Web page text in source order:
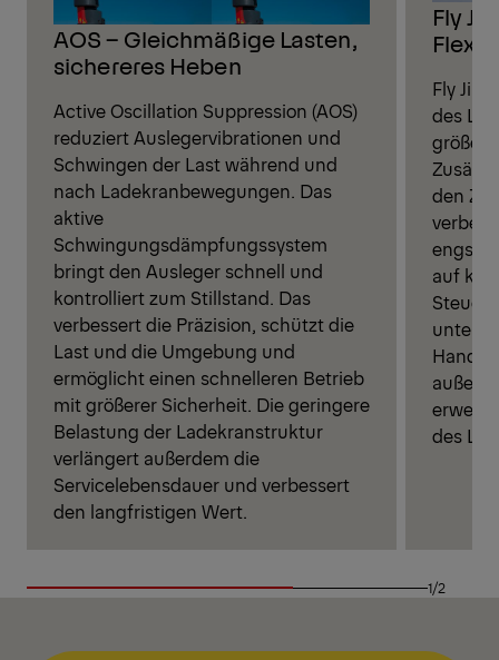
AOS – Gleichmäßige Lasten,
sichereres Heben
Active Oscillation Suppression (AOS)
reduziert Auslegervibrationen und
Schwingen der Last während und
nach Ladekranbewegungen. Das
aktive
Schwingungsdämpfungssystem
bringt den Ausleger schnell und
kontrolliert zum Stillstand. Das
verbessert die Präzision, schützt die
Last und die Umgebung und
ermöglicht einen schnelleren Betrieb
mit größerer Sicherheit. Die geringere
Belastung der Ladekranstruktur
verlängert außerdem die
Servicelebensdauer und verbessert
den langfristigen Wert.
Fly
Fly Jib
des
den
auf
außer
des
1/2